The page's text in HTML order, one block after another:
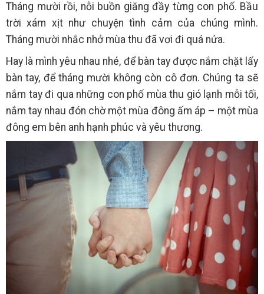
Tháng mười rồi, nỗi buồn giăng đầy từng con phố. Bầu
trời xám xịt như chuyện tình cảm của chúng mình.
Tháng mười nhắc nhở mùa thu đã vơi đi quá nửa.
Hay là mình yêu nhau nhé, để bàn tay được nắm chặt lấy
bàn tay, để tháng mười không còn cô đơn. Chúng ta sẽ
nắm tay đi qua những con phố mùa thu gió lạnh mỗi tối,
nắm tay nhau đón chờ một mùa đông ấm áp – một mùa
đông em bên anh hạnh phúc và yêu thương.